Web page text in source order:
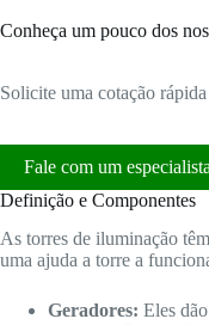
Conheça um pouco dos
Solicite uma cotação
Fale com um especialista
Definição e Componentes
As torres de iluminação
uma ajuda a torre a
Geradores: Eles